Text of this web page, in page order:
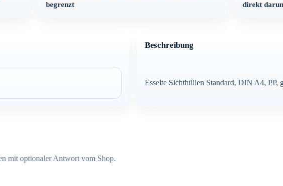
begrenzt
direkt
Beschreibung
Esselte Sichthüllen Standard, DIN A4, PP,
mit optionaler Antwort vom Shop.